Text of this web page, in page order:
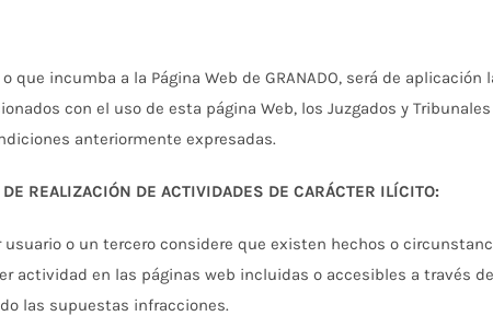
que incumba a la Página Web de GRANADO, será de
con el uso de esta página Web, los Juzgados y
anteriormente expresadas.
REALIZACIÓN DE ACTIVIDADES DE CARÁCTER ILÍCITO:
usuario o un tercero considere que existen hechos o
actividad en las páginas web incluidas o accesibles a través
las supuestas infracciones.